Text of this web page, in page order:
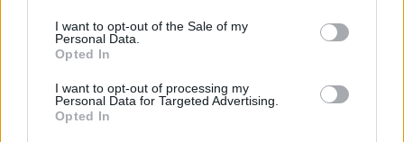
I want to opt-out of the Sale of my
Personal Data.
Opted In
I want to opt-out of processing my
Personal Data for Targeted Advertising.
Opted In